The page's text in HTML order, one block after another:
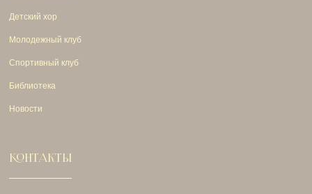
Детский хор
Молодежный клуб
Спортивный клуб
Библиотека
Новости
КОНТАКТЫ